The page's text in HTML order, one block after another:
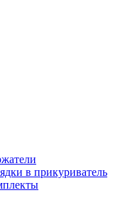
в прикуриватель